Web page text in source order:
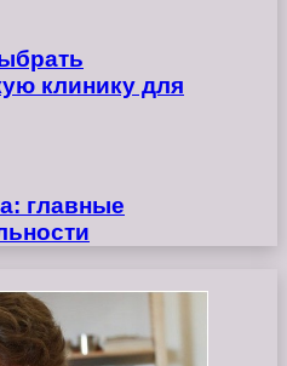
клинику для
главные